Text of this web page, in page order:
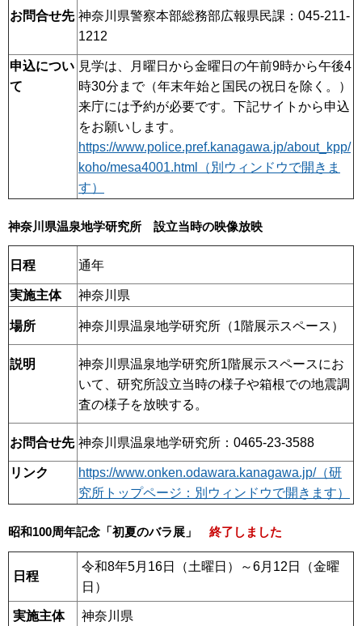
お問合せ先 神奈川県警察本部総務部広報県民課：045-211-
1212
申込につい
て
見学は、月曜日から金曜日の午前9時から午後4
時30分まで（年末年始と国民の祝日を除く。）
来庁には予約が必要です。下記サイトから申込
をお願いします。
https://www.police.pref.kanagawa.jp/about_kpp/
koho/mesa4001.html（別ウィンドウで開きま
す）
神奈川県温泉地学研究所 設立当時の映像放映
日程 通年
実施主体 神奈川県
場所 神奈川県温泉地学研究所（1階展示スペース）
説明
神奈川県温泉地学研究所1階展示スペースにお
いて、研究所設立当時の様子や箱根での地震調
査の様子を放映する。
お問合せ先 神奈川県温泉地学研究所：0465-23-3588
リンク
https://www.onken.odawara.kanagawa.jp/（研
究所トップページ：別ウィンドウで開きます）
昭和100周年記念「初夏のバラ展」 終了しました
日程
令和8年5月16日（土曜日）～6月12日（金曜
日）
実施主体 神奈川県